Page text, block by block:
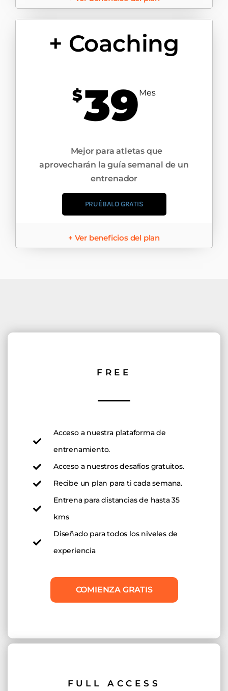
+ Coaching
$39Mes
Mejor para atletas que
aprovecharán la guía semanal de un
entrenador​
PRUÉBALO GRATIS
+ Ver beneficios del plan
FREE
Acceso a nuestra plataforma de
entrenamiento.
Acceso a nuestros desafíos gratuitos.
Recibe un plan para ti cada semana.
Entrena para distancias de hasta 35
kms
Diseñado para todos los niveles de
experiencia
COMIENZA GRATIS
FULL ACCESS